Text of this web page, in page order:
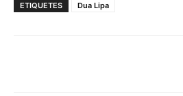
ETIQUETES Dua Lipa